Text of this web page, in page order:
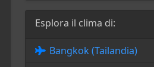
Esplora il clima di:
Bangkok (Tailandia)